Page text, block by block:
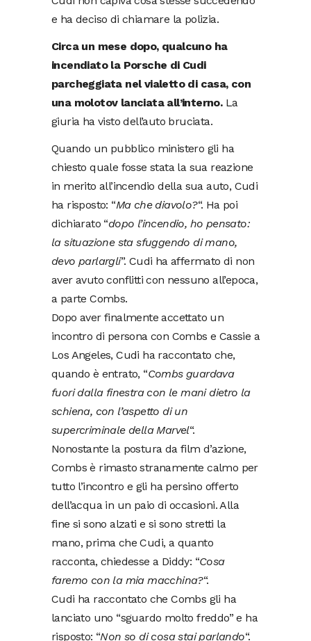
e ha deciso di chiamare la polizia.
Circa un mese dopo, qualcuno ha
incendiato la Porsche di Cudi
parcheggiata nel vialetto di casa, con
una molotov lanciata all’interno.La
giuria ha visto dell’auto bruciata.
Quando un pubblico ministero gli ha
chiesto quale fosse stata la sua reazione
in merito all’incendio della sua auto, Cudi
ha risposto: “Ma che diavolo?“. Ha poi
dichiarato “dopo l’incendio, ho pensato:
la situazione sta sfuggendo di mano,
devo parlargli”. Cudi ha affermato di non
aver avuto conflitti con nessuno all’epoca,
a parte Combs.
Dopo aver finalmente accettato un
incontro di persona con Combs e Cassie a
Los Angeles, Cudi ha raccontato che,
quando è entrato, “Combs guardava
fuori dalla finestra con le mani dietro la
schiena, con l’aspetto di un
supercriminale della Marvel“.
Nonostante la postura da film d’azione,
Combs è rimasto stranamente calmo per
tutto l’incontro e gli ha persino offerto
dell’acqua in un paio di occasioni. Alla
fine si sono alzati e si sono stretti la
mano, prima che Cudi, a quanto
racconta, chiedesse a Diddy: “Cosa
faremo con la mia macchina?“.
Cudi ha raccontato che Combs gli ha
lanciato uno “sguardo molto freddo” e ha
risposto: “Non so di cosa stai parlando“.